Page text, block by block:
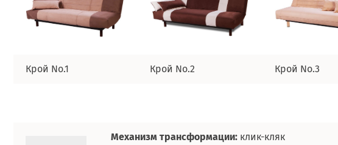
Крой No.1 Крой No.2 Крой No.3
Механизм трансформации: клик-кляк